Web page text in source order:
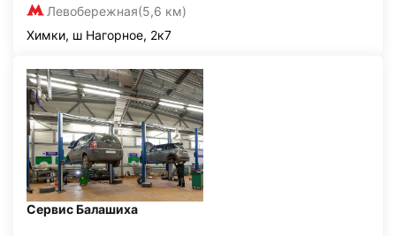
Левобережная(5,6 км)
Химки, ш Нагорное, 2к7
Сервис Балашиха